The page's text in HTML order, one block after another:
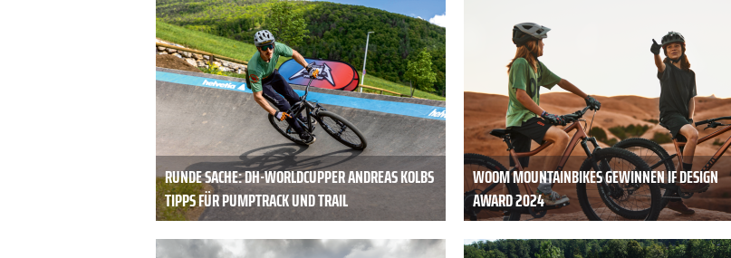
RUNDE SACHE: DH-WORLDCUPPER ANDREAS KOLBS
TIPPS FÜR PUMPTRACK UND TRAIL
WOOM MOUNTAINBIKES GEWINNEN IF DESIGN
AWARD 2024